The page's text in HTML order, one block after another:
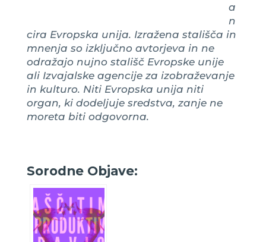
a
n
cira Evropska unija. Izražena stališča in
mnenja so izključno avtorjeva in ne
odražajo nujno stališč Evropske unije
ali Izvajalske agencije za izobraževanje
in kulturo. Niti Evropska unija niti
organ, ki dodeljuje sredstva, zanje ne
moreta biti odgovorna.
Sorodne Objave: